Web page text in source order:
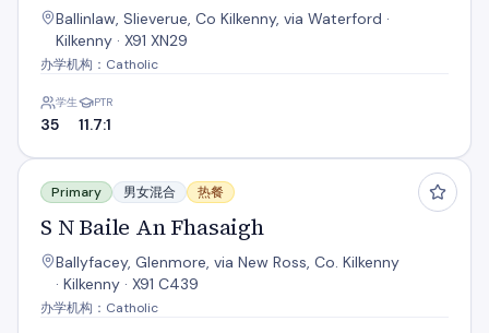
Ballinlaw, Slieverue, Co Kilkenny, via Waterford ·
Kilkenny · X91 XN29
办学机构：Catholic
学生
35
PTR
11.7:1
S N Baile An Fhasaigh
Primary 男女混合 热餐
S N Baile An Fhasaigh
Ballyfacey, Glenmore, via New Ross, Co. Kilkenny
· Kilkenny · X91 C439
办学机构：Catholic